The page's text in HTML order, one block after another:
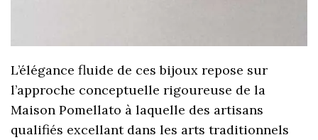
L’élégance fluide de ces bijoux repose sur
l’approche conceptuelle rigoureuse de la
Maison Pomellato à laquelle des artisans
qualifiés excellant dans les arts traditionnels